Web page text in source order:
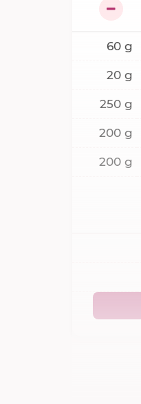
60 g
20 g
250 g
200 g
200 g